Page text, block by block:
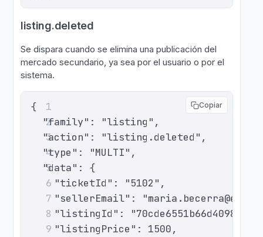
listing.deleted
Se dispara cuando se elimina una publicación del
mercado secundario, ya sea por el usuario o por el
sistema.
Copiar
1
{
2
  "family": "listing",
3
  "action": "listing.deleted",
4
  "type": "MULTI",
5
  "data": {
6
    "ticketId": "5102",
7
"sellerEmail":
8
"listingId":
9
    "listingPrice": 1500,